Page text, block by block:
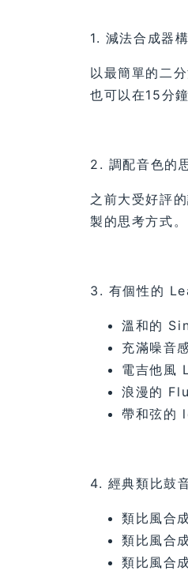
1. 減法合成器
以最簡單的二
也可以在15分
2. 調配音色的
之前大受好評
製的思考方式。
3. 有個性的
溫和的
充滿噪音
電吉他風
浪漫的
帶和弦的
4. 經典類比鼓
類比風合
類比風合
類比風合